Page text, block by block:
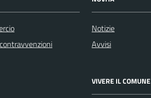
Notizie
Avvisi
VIVERE IL COMUNE